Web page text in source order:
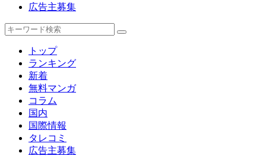
広告主募集
キ
トップ
ランキング
新着
無料マンガ
コラム
国内
国際情報
タレコミ
広告主募集